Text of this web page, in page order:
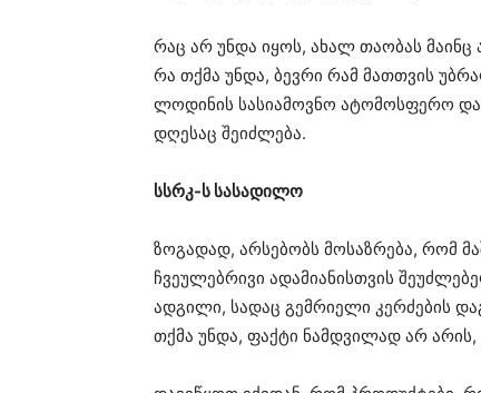
რაც არ უნდა იყოს, ახალ თაობას
რა თქმა უნდა, ბევრი რამ მათთვის
ლოდინის სასიამოვნო ატომოსფერო და
დღესაც შეიძლება.
სსრკ-ს სასადილო
ზოგადად, არსებობს მოსაზრება, რომ
ჩვეულებრივი ადამიანისთვის
ადგილი, სადაც გემრიელი კერძების
თქმა უნდა, ფაქტი ნამდვილად არ